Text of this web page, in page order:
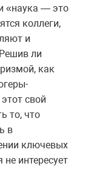
«наука — это
коллеги,
и
ли
как
свой
то, что
в
ключевых
интересует